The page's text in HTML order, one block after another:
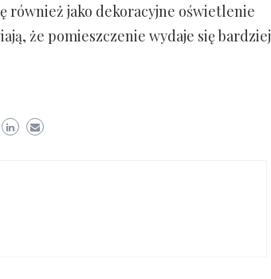
również jako dekoracyjne oświetlenie
że pomieszczenie wydaje się bardziej